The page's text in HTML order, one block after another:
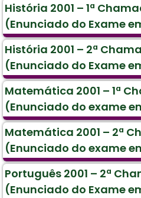
História 2001 – 1ª
(Enunciado do Exame
História 2001 – 2ª
(Enunciado do Exame
Matemática 2001 – 1ª
(Enunciado do exame
Matemática 2001 – 2ª
(Enunciado do exame
Português 2001 – 2ª
(Enunciado do Exame